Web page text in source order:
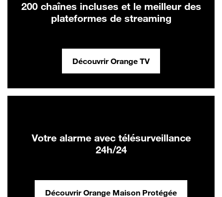
200 chaînes incluses et le meilleur des
plateformes de streaming
Découvrir Orange TV
Votre alarme avec télésurveillance
24h/24
Découvrir Orange Maison Protégée